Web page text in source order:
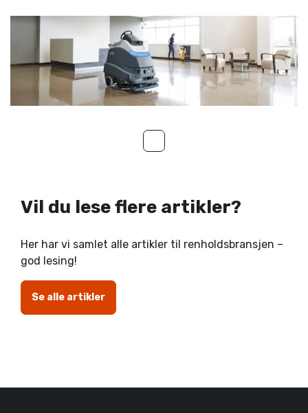
Vil du lese flere artikler?
Her har vi samlet alle artikler til renholdsbransjen –
god lesing!
Se alle artikler